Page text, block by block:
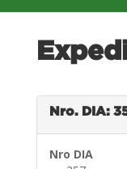
Nro. DIA:
Nro DIA